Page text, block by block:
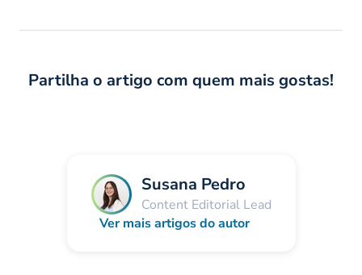
Partilha o artigo com quem mais gostas!
Susana Pedro
Content Editorial Lead
Ver mais artigos do autor